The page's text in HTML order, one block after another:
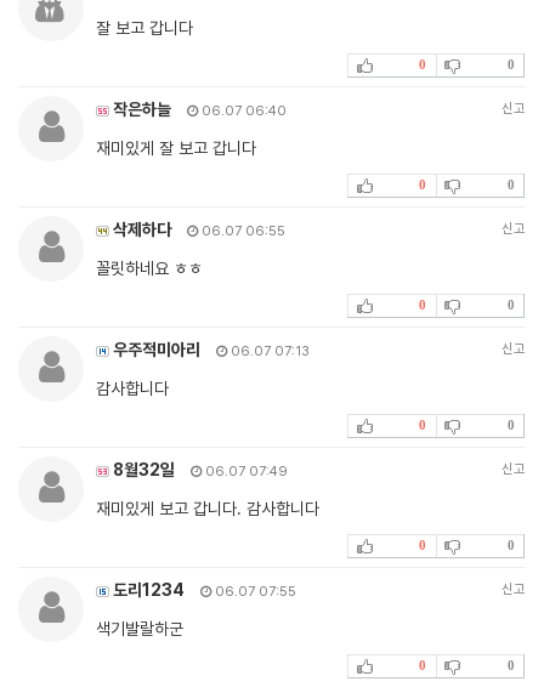
잘 보고 갑니다
0 0
작은하늘 06.07 06:40 신고
재미있게 잘 보고 갑니다
0 0
삭제하다 06.07 06:55 신고
꼴릿하네요 ㅎㅎ
0 0
우주적미아리 06.07 07:13 신고
감사합니다
0 0
8월32일 06.07 07:49 신고
재미있게 보고 갑니다. 감사합니다
0 0
도리1234 06.07 07:55 신고
색기발랄하군
0 0